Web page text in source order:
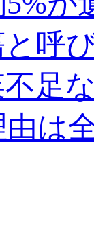
呼
足
は